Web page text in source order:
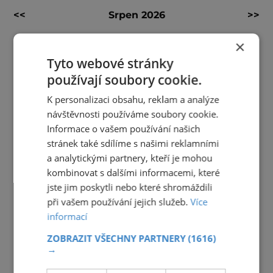
<< Srpen 2026
>>
4 5 6 7
11 12 13 14 15
18 19 20 21 22
25 26 27 28
1 2 3 4 5
×
Tyto webové stránky
používají soubory cookie.
K personalizaci obsahu, reklam a analýze
návštěvnosti používáme soubory cookie.
Informace o vašem používání našich
stránek také sdílíme s našimi reklamními
a analytickými partnery, kteří je mohou
kombinovat s dalšími informacemi, které
jste jim poskytli nebo které shromáždili
při vašem používání jejich služeb.Více
informací
ZOBRAZIT VŠECHNY PARTNERY(1616)
→